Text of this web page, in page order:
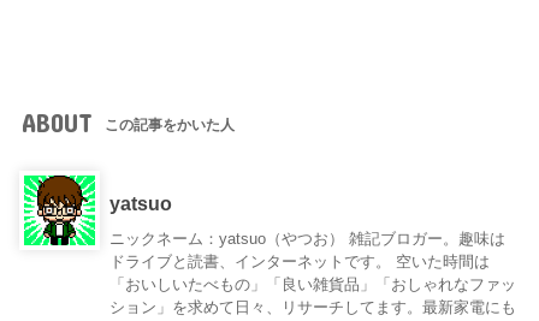
ABOUT この記事をかいた人
yatsuo
ニックネーム：yatsuo（やつお） 雑記ブロガー。趣味は
ドライブと読書、インターネットです。 空いた時間は
「おいしいたべもの」「良い雑貨品」「おしゃれなファッ
ション」を求めて日々、リサーチしてます。最新家電にも